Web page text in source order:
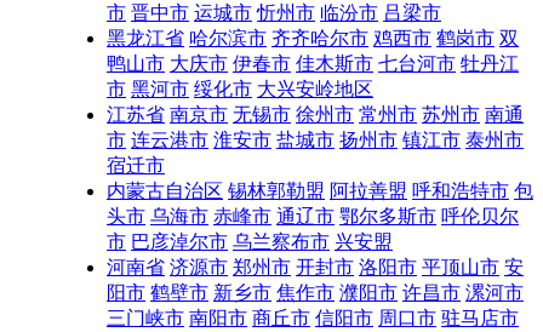
市 晋中市 运城市 忻州市 临汾市 吕梁市
黑龙江省 哈尔滨市 齐齐哈尔市 鸡西市 鹤岗市 双
鸭山市 大庆市 伊春市 佳木斯市 七台河市 牡丹江
市 黑河市 绥化市 大兴安岭地区
江苏省 南京市 无锡市 徐州市 常州市 苏州市 南通
市 连云港市 淮安市 盐城市 扬州市 镇江市 泰州市
宿迁市
内蒙古自治区 锡林郭勒盟 阿拉善盟 呼和浩特市 包
头市 乌海市 赤峰市 通辽市 鄂尔多斯市 呼伦贝尔
市 巴彦淖尔市 乌兰察布市 兴安盟
河南省 济源市 郑州市 开封市 洛阳市 平顶山市 安
阳市 鹤壁市 新乡市 焦作市 濮阳市 许昌市 漯河市
三门峡市 南阳市 商丘市 信阳市 周口市 驻马店市